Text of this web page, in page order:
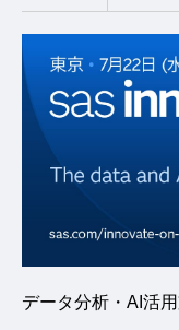
データ分析・AI活